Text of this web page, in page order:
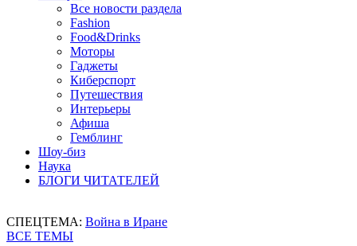
Все новости раздела
Fashion
Food&Drinks
Моторы
Гаджеты
Киберспорт
Путешествия
Интерьеры
Афиша
Гемблинг
Шоу-биз
Наука
БЛОГИ ЧИТАТЕЛЕЙ
СПЕЦТЕМА: Война в Иране
ВСЕ ТЕМЫ